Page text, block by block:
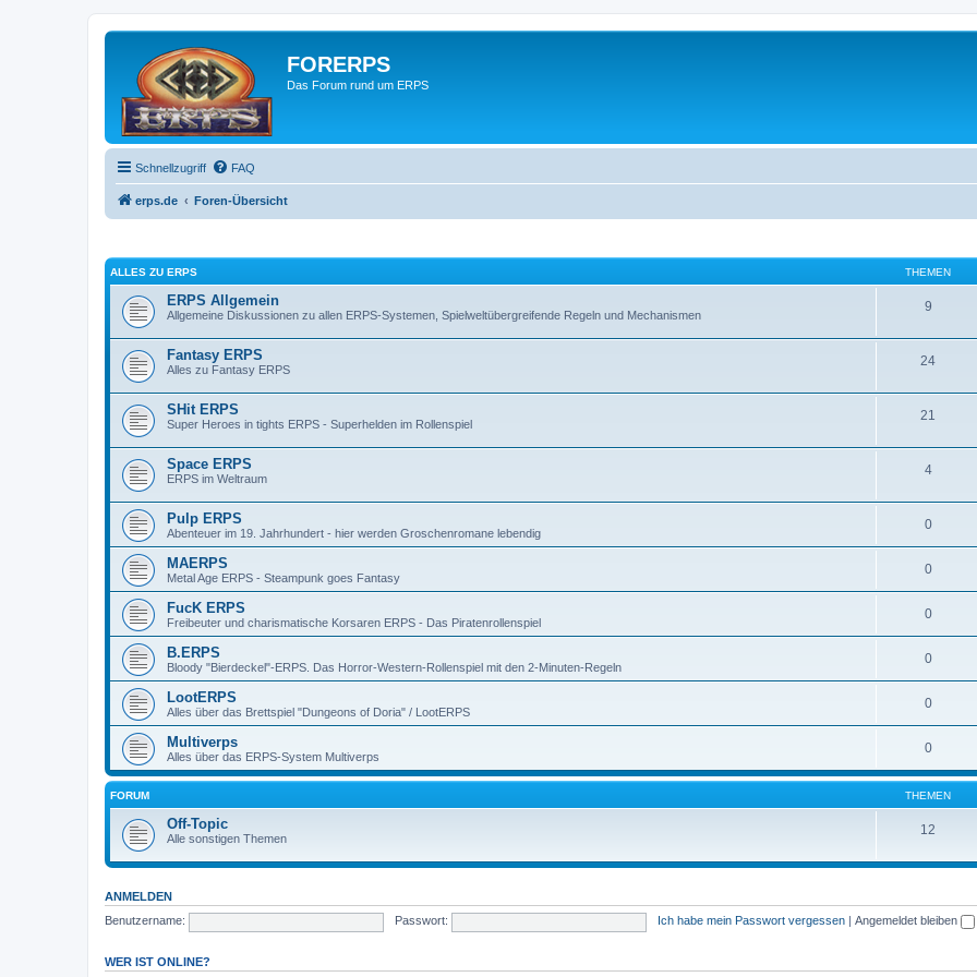
FORERPS
Das Forum rund um ERPS
Schnellzugriff FAQ
erps.de Foren-Übersicht
ALLES ZU ERPS THEMEN
ERPS Allgemein
Allgemeine Diskussionen zu allen ERPS-Systemen, Spielweltübergreifende Regeln und Mechanismen
9
Fantasy ERPS
Alles zu Fantasy ERPS
24
SHit ERPS
Super Heroes in tights ERPS - Superhelden im Rollenspiel
21
Space ERPS
ERPS im Weltraum
4
Pulp ERPS
Abenteuer im 19. Jahrhundert - hier werden Groschenromane lebendig
0
MAERPS
Metal Age ERPS - Steampunk goes Fantasy
0
FucK ERPS
Freibeuter und charismatische Korsaren ERPS - Das Piratenrollenspiel
0
B.ERPS
Bloody "Bierdeckel"-ERPS. Das Horror-Western-Rollenspiel mit den 2-Minuten-Regeln
0
LootERPS
Alles über das Brettspiel "Dungeons of Doria" / LootERPS
0
Multiverps
Alles über das ERPS-System Multiverps
0
FORUM THEMEN
Off-Topic
Alle sonstigen Themen
12
ANMELDEN
Benutzername:
Passwort: Ich habe mein Passwort vergessen Angemeldet bleiben
WER IST ONLINE?